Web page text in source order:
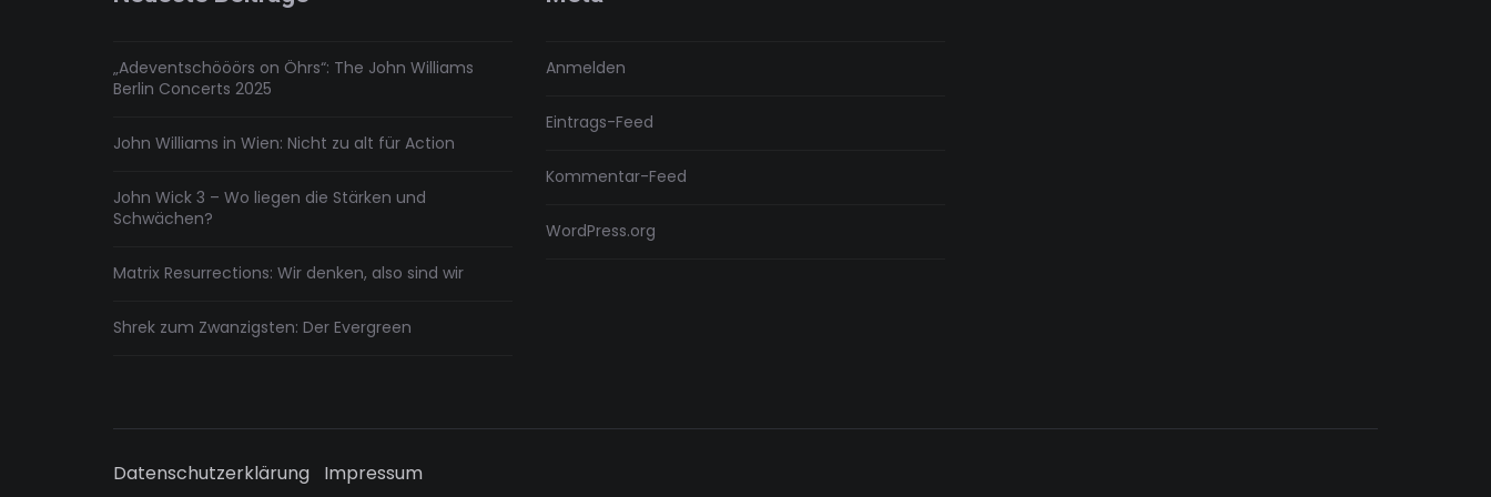
„Adeventschööörs on Öhrs“: The John Williams
Berlin Concerts 2025
John Williams in Wien: Nicht zu alt für Action
John Wick 3 – Wo liegen die Stärken und
Schwächen?
Matrix Resurrections: Wir denken, also sind wir
Shrek zum Zwanzigsten: Der Evergreen
Anmelden
Eintrags-Feed
Kommentar-Feed
WordPress.org
Datenschutzerklärung Impressum